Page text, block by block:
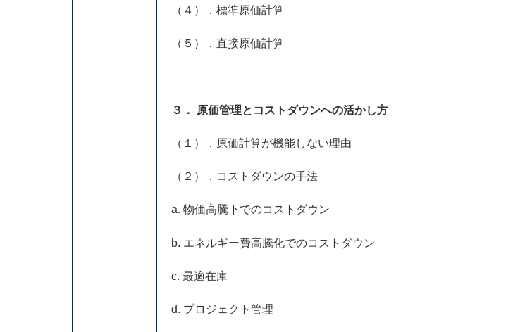
（４）．標準原価計算
（５）．直接原価計算
３． 原価管理とコストダウンへの活かし方
（１）．原価計算が機能しない理由
（２）．コストダウンの手法
a. 物価高騰下でのコストダウン
b. エネルギー費高騰化でのコストダウン
c. 最適在庫
d. プロジェクト管理